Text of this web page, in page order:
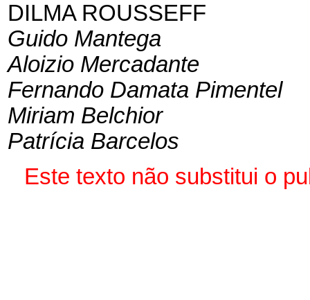
DILMA ROUSSEFF
Guido Mantega
Aloizio Mercadante
Fernando Damata Pimentel
Miriam Belchior
Patrícia Barcelos
Este texto não substitui o